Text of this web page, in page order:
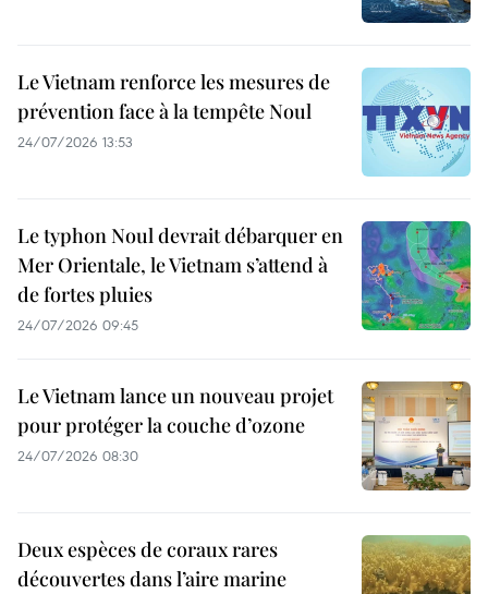
Le Vietnam renforce les mesures de
prévention face à la tempête Noul
24/07/2026 13:53
Le typhon Noul devrait débarquer en
Mer Orientale, le Vietnam s’attend à
de fortes pluies
24/07/2026 09:45
Le Vietnam lance un nouveau projet
pour protéger la couche d’ozone
24/07/2026 08:30
Deux espèces de coraux rares
découvertes dans l’aire marine